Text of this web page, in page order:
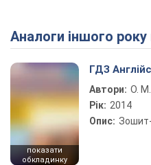
Аналоги іншого
показати
обкладинку
ГДЗ
Автори: О. М.
Рік: 2014
Опис: